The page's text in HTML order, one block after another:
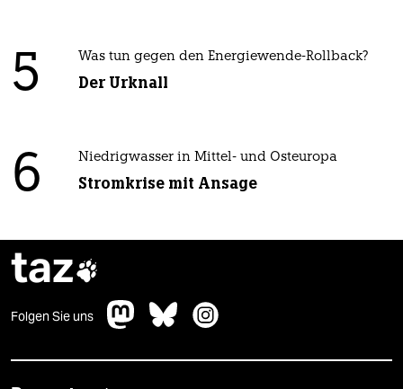
5 Was tun gegen den Energiewende-Rollback?
Der Urknall
6 Niedrigwasser in Mittel- und Osteuropa
Stromkrise mit Ansage
taz
Folgen Sie uns